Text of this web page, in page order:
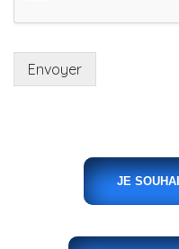
Envoyer
JE